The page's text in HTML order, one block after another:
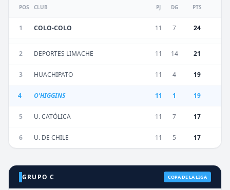
POS CLUB PJ DG PTS
1 COLO-COLO 11 7 24
2 DEPORTES LIMACHE 11 14 21
3 HUACHIPATO 11 4 19
4 O'HIGGINS 11 1 19
5 U. CATÓLICA 11 7 17
6 U. DE CHILE 11 5 17
GRUPO C COPA DE LA LIGA